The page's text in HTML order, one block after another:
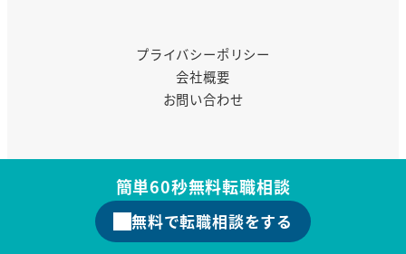
簡単60秒無料転職相談
無料で転職相談をする
プライバシーポリシー
会社概要
お問い合わせ